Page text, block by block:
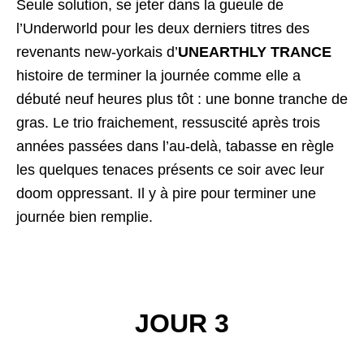
Seule solution, se jeter dans la gueule de
l’Underworld pour les deux derniers titres des
revenants new-yorkais d’UNEARTHLY TRANCE
histoire de terminer la journée comme elle a
débuté neuf heures plus tôt : une bonne tranche de
gras. Le trio fraichement, ressuscité après trois
années passées dans l’au-delà, tabasse en règle
les quelques tenaces présents ce soir avec leur
doom oppressant. Il y à pire pour terminer une
journée bien remplie.
JOUR 3